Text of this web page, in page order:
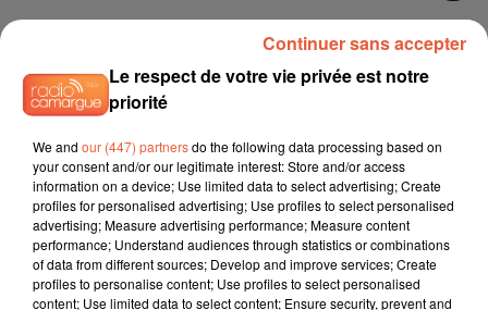
Le respect de votre vie privée est notre
priorité
We and our (447) partnersdo the following data processing based on
your consent and/or our legitimate interest: Store and/or access
information on a device; Use limited data to select advertising; Create
profiles for personalised advertising; Use profiles to select personalised
advertising; Measure advertising performance; Measure content
performance; Understand audiences through statistics or combinations
of data from different sources; Develop and improve services; Create
profiles to personalise content; Use profiles to select personalised
content; Use limited data to select content; Ensure security, prevent and
Continuer sans accepter